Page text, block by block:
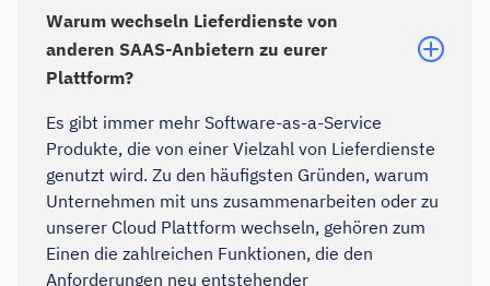
Warum wechseln Lieferdienste von
anderen SAAS-Anbietern zu eurer
Plattform?
Es gibt immer mehr Software-as-a-Service
Produkte, die von einer Vielzahl von Lieferdienste
genutzt wird. Zu den häufigsten Gründen, warum
Unternehmen mit uns zusammenarbeiten oder zu
unserer Cloud Plattform wechseln, gehören zum
Einen die zahlreichen Funktionen, die den
Anforderungen neu entstehender